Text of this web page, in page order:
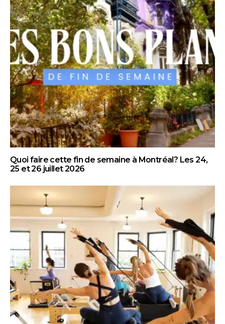
Quoi faire cette fin de semaine à Montréal? Les 24,
25 et 26 juillet 2026